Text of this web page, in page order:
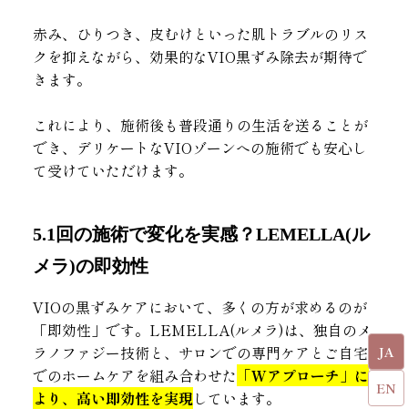
JA
EN
赤み、ひりつき、皮むけといった肌トラブルのリス
クを抑えながら、効果的なVIO黒ずみ除去が期待で
きます。
これにより、施術後も普段通りの生活を送ることが
でき、デリケートなVIOゾーンへの施術でも安心し
て受けていただけます。
5.1回の施術で変化を実感？LEMELLA(ル
メラ)の即効性
VIOの黒ずみケアにおいて、多くの方が求めるのが
「即効性」です。LEMELLA(ルメラ)は、独自のメ
ラノファジー技術と、サロンでの専門ケアとご自宅
でのホームケアを組み合わせた 「Wアプローチ」に
より、高い即効性を実現しています。